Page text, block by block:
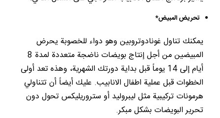
تحريض المبيض*
يمكنك تناول غونادوتروبين وهو دواء للخصوبة يحرض
المبيضين من أجل إنتاج بويضات ناضجة متعددة لمدة 8
أيام إلى 14 يوماً قبل بداية دورتك الشهرية، وهذه تعد أولى
الخطوات قبل عملية اطفال الانابيب. عليك أيضاً أن تتناولي
هرمونات تركيبية مثل ليبروليد أو ستروريليكس تحول دون
تحرير البويضات بشكل مبكر.